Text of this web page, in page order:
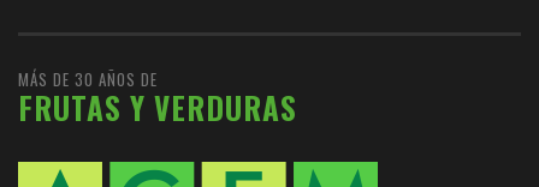
MÁS DE 30 AÑOS DE
FRUTAS Y VERDURAS